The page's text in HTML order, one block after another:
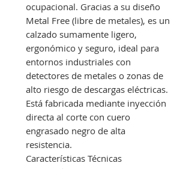
ocupacional. Gracias a su diseño
Metal Free (libre de metales), es un
calzado sumamente ligero,
ergonómico y seguro, ideal para
entornos industriales con
detectores de metales o zonas de
alto riesgo de descargas eléctricas.
Está fabricada mediante inyección
directa al corte con cuero
engrasado negro de alta
resistencia.
Características Técnicas